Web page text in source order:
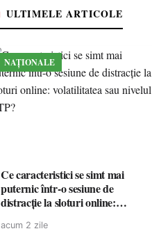
ULTIMELE ARTICOLE
NAȚIONALE
Ce caracteristici se simt mai
puternic într-o sesiune de
distracție la sloturi online:
acum 2 zile